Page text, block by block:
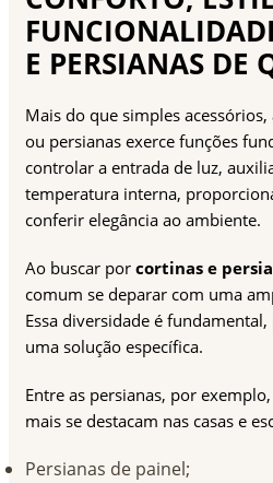
E PERSIANAS DE
Mais do que simples
ou persianas exerce funções
controlar a entrada de luz,
temperatura interna,
conferir elegância ao ambiente.
Ao buscar por cortinas e
comum se deparar com uma
Essa diversidade é
uma solução específica.
Entre as persianas, por
mais se destacam nas casas e
Persianas de painel;